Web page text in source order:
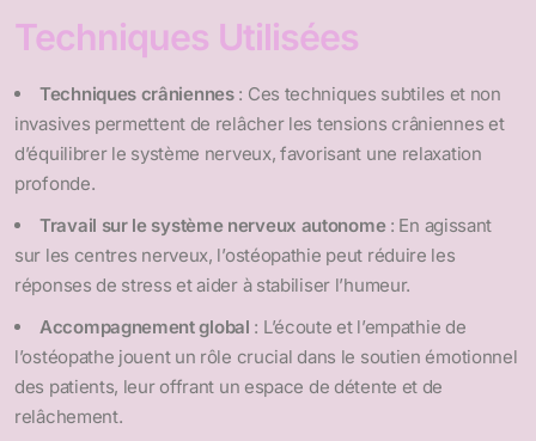
Techniques Utilisées
Techniques crâniennes: Ces techniques subtiles et non
invasives permettent de relâcher les tensions crâniennes et
d’équilibrer le système nerveux, favorisant une relaxation
profonde.
Travail sur le système nerveux autonome: En agissant
sur les centres nerveux, l’ostéopathie peut réduire les
réponses de stress et aider à stabiliser l’humeur.
Accompagnement global : L’écoute et l’empathie de
l’ostéopathe jouent un rôle crucial dans le soutien émotionnel
des patients, leur offrant un espace de détente et de
relâchement.